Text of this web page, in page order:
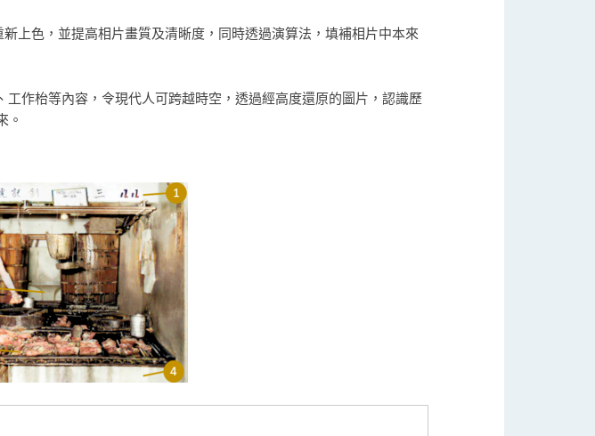
上色，並提高相片畫質及清晰度，同時透過演算法，填補相片中本來
作枱等內容，令現代人可跨越時空，透過經高度還原的圖片，認識歷
。